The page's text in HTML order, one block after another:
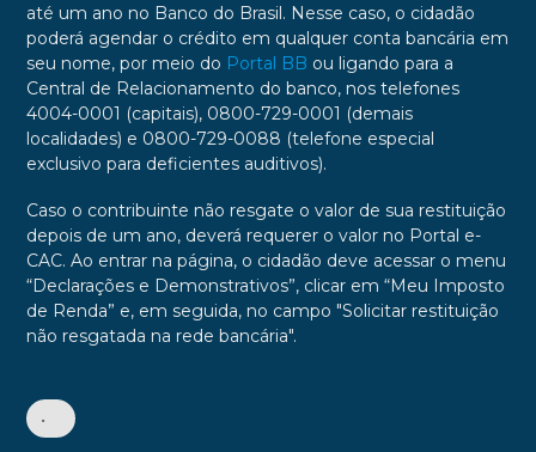
até um ano no Banco do Brasil. Nesse caso, o cidadão
poderá agendar o crédito em qualquer conta bancária em
seu nome, por meio do Portal BB ou ligando para a
Central de Relacionamento do banco, nos telefones
4004-0001 (capitais), 0800-729-0001 (demais
localidades) e 0800-729-0088 (telefone especial
exclusivo para deficientes auditivos).
Caso o contribuinte não resgate o valor de sua restituição
depois de um ano, deverá requerer o valor no Portal e-
CAC. Ao entrar na página, o cidadão deve acessar o menu
“Declarações e Demonstrativos”, clicar em “Meu Imposto
de Renda” e, em seguida, no campo "Solicitar restituição
não resgatada na rede bancária".
•